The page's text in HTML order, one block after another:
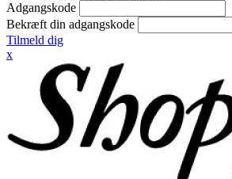
Adgangskode
Bekræft din adgangskode
Tilmeld dig
x